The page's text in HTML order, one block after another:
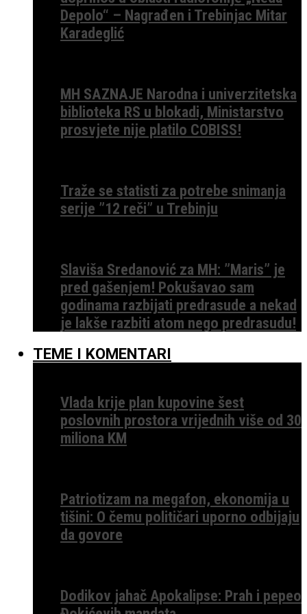
Depolo“ – Nagrađen i Trebinjac Mitar
Karadeglić
MH SAZNAJE Narodna i univerzitetska
biblioteka RS u blokadi, Ministarstvo
prosvjete nije platilo COBISS!
Traže se statisti za potrebe snimanja
serije ”12 reči” u Trebinju
Slaviša Sredanović za MH: ”Maris” je
pred gašenjem! Pokušavao sam
godinama razbijati predrasude a nekad
je lakše razbiti atom nego predrasudu!
TEME I KOMENTARI
Vlada krije plan kupovine šest
poslovnih prostora vrijednih više od 30
miliona KM
Patriotizam na megafon, ekonomija u
tišini: O čemu političari uporno odbijaju
da govore
Dodikov jahač Apokalipse: Prah i pepeo